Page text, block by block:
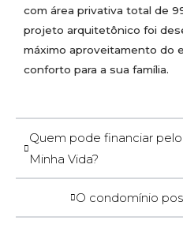
com área privativa total de
projeto arquitetônico foi
máximo aproveitamento do
conforto para a sua família.
Quem pode financiar
Minha Vida?
O condomínio